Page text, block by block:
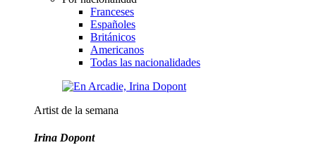
Franceses
Españoles
Británicos
Americanos
Todas las nacionalidades
Artist de la semana
Irina Dopont